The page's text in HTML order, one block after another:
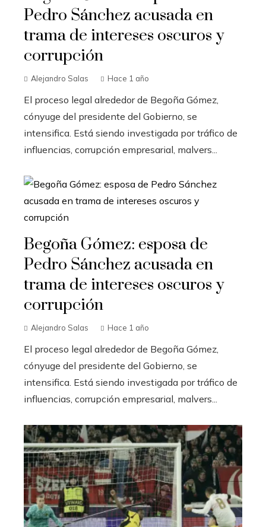
Pedro Sánchez acusada en
trama de intereses oscuros y
corrupción
Alejandro Salas Hace 1 año
El proceso legal alrededor de Begoña Gómez,
cónyuge del presidente del Gobierno, se
intensifica. Está siendo investigada por tráfico de
influencias, corrupción empresarial, malvers...
Begoña Gómez: esposa de
Pedro Sánchez acusada en
trama de intereses oscuros y
corrupción
Alejandro Salas Hace 1 año
El proceso legal alrededor de Begoña Gómez,
cónyuge del presidente del Gobierno, se
intensifica. Está siendo investigada por tráfico de
influencias, corrupción empresarial, malvers...